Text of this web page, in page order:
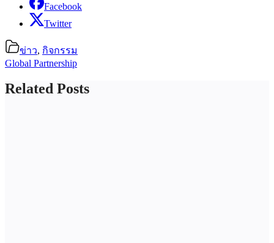
Facebook
Twitter
ข่าว, กิจกรรม
Global Partnership
Related Posts